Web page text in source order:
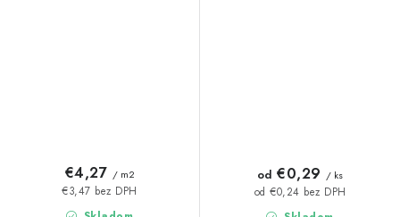
€3,47 bez DPH
€4,27 / m2
od €0,24 bez DPH
od €0,29 / ks